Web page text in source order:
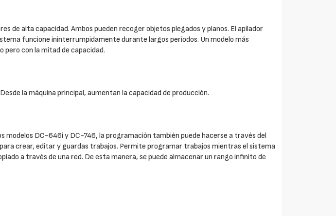
de alta capacidad. Ambos pueden recoger objetos plegados y planos. El apilador
funcione ininterrumpidamente durante largos períodos. Un modelo más
pero con la mitad de capacidad.
la máquina principal, aumentan la capacidad de producción.
modelos DC-646i y DC-746, la programación también puede hacerse a través del
crear, editar y guardas trabajos. Permite programar trabajos mientras el sistema
a través de una red. De esta manera, se puede almacenar un rango infinito de